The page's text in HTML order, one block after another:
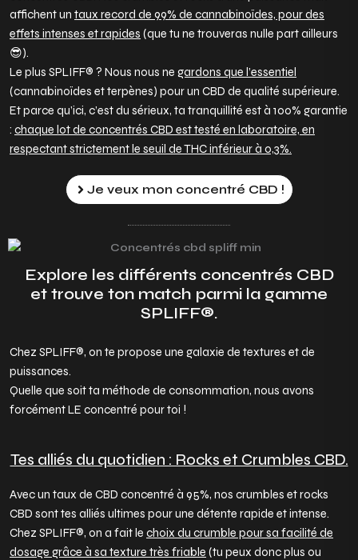
affichent un taux record de 99% de cannabinoïdes, pour des
effets intenses et rapides (que tu ne trouveras nulle part ailleurs
😎).
Le plus SPLIFF® ? Nous nous ne gardons que l’essentiel
(cannabinoïdes et terpènes) pour un CBD de qualité supérieure.
Et parce qu’ici, c’est du sérieux, ta tranquillité est à 100% garantie
: chaque lot de concentrés CBD est testé en laboratoire, en
respectant strictement le seuil de THC inférieur à 0,3%.
Je veux mon concentré CBD !
Explore les différents concentrés CBD
et trouve ton match parmi la gamme
SPLIFF®.
Chez SPLIFF®, on te propose une galaxie de textures et de
puissances.
Quelle que soit ta méthode de consommation, nous avons
forcément LE concentré pour toi !
Tes alliés du quotidien : Rocks et Crumbles CBD.
Avec un taux de CBD concentré à 95%, nos crumbles et rocks
CBD sont tes alliés ultimes pour une détente rapide et intense.
Chez SPLIFF®, on a fait le choix du crumble pour sa facilité de
dosage grâce à sa texture très friable (tu peux donc plus ou